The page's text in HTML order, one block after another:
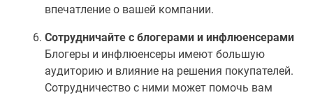
впечатление о вашей компании.
Сотрудничайте с блогерами и инфлюенсерами
Блогеры и инфлюенсеры имеют большую
аудиторию и влияние на решения покупателей.
Сотрудничество с ними может помочь вам